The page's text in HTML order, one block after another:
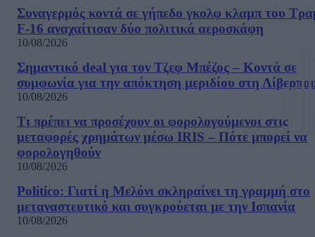
Συναγερμός κοντά σε γήπεδο γκολφ κλαμπ του
F-16 αναχαίτισαν δύο πολιτικά αεροσκάφη
10/08/2026
Σημαντικό deal για τον Τζεφ Μπέζος – Κοντά σε
συμφωνία για την απόκτηση μεριδίου στη
10/08/2026
Τι πρέπει να προσέχουν οι φορολογούμενοι στις
μεταφορές χρημάτων μέσω IRIS – Πότε μπορεί να
φορολογηθούν
10/08/2026
Politico: Γιατί η Μελόνι σκληραίνει τη γραμμή στο
μεταναστευτικό και συγκρούεται με την Ισπανία
10/08/2026